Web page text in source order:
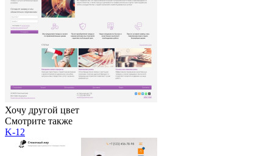
Хочу другой цвет
Смотрите также
K-12